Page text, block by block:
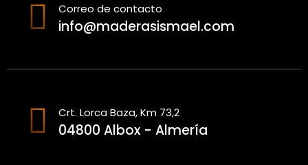
Correo de contacto
info@maderasismael.com
Crt. Lorca Baza, Km 73,2
04800 Albox - Almería